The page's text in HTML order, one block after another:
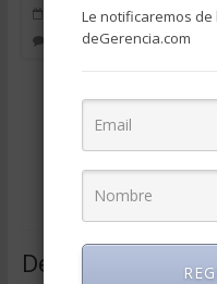
junio 12, 2009
10
Deja una
Le notificaremos
deGerencia.com